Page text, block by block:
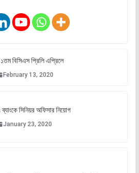
বিসিএস প্রিলি এপ্রিলে
February 13, 2020
ব্যাংকে সিনিয়র অফিসার নিয়োগ
January 23, 2020